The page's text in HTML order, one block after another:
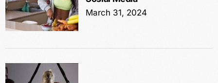
March 31, 2024